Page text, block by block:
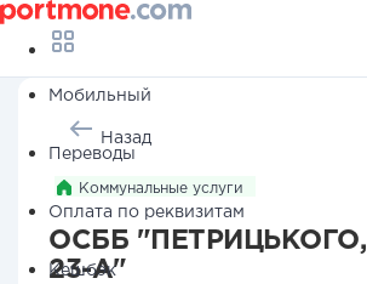
Мобильный
Переводы
Оплата по реквизитам
Кешбэк
Назад
Коммунальные услуги
ОСББ "ПЕТРИЦЬКОГО,
23-А"